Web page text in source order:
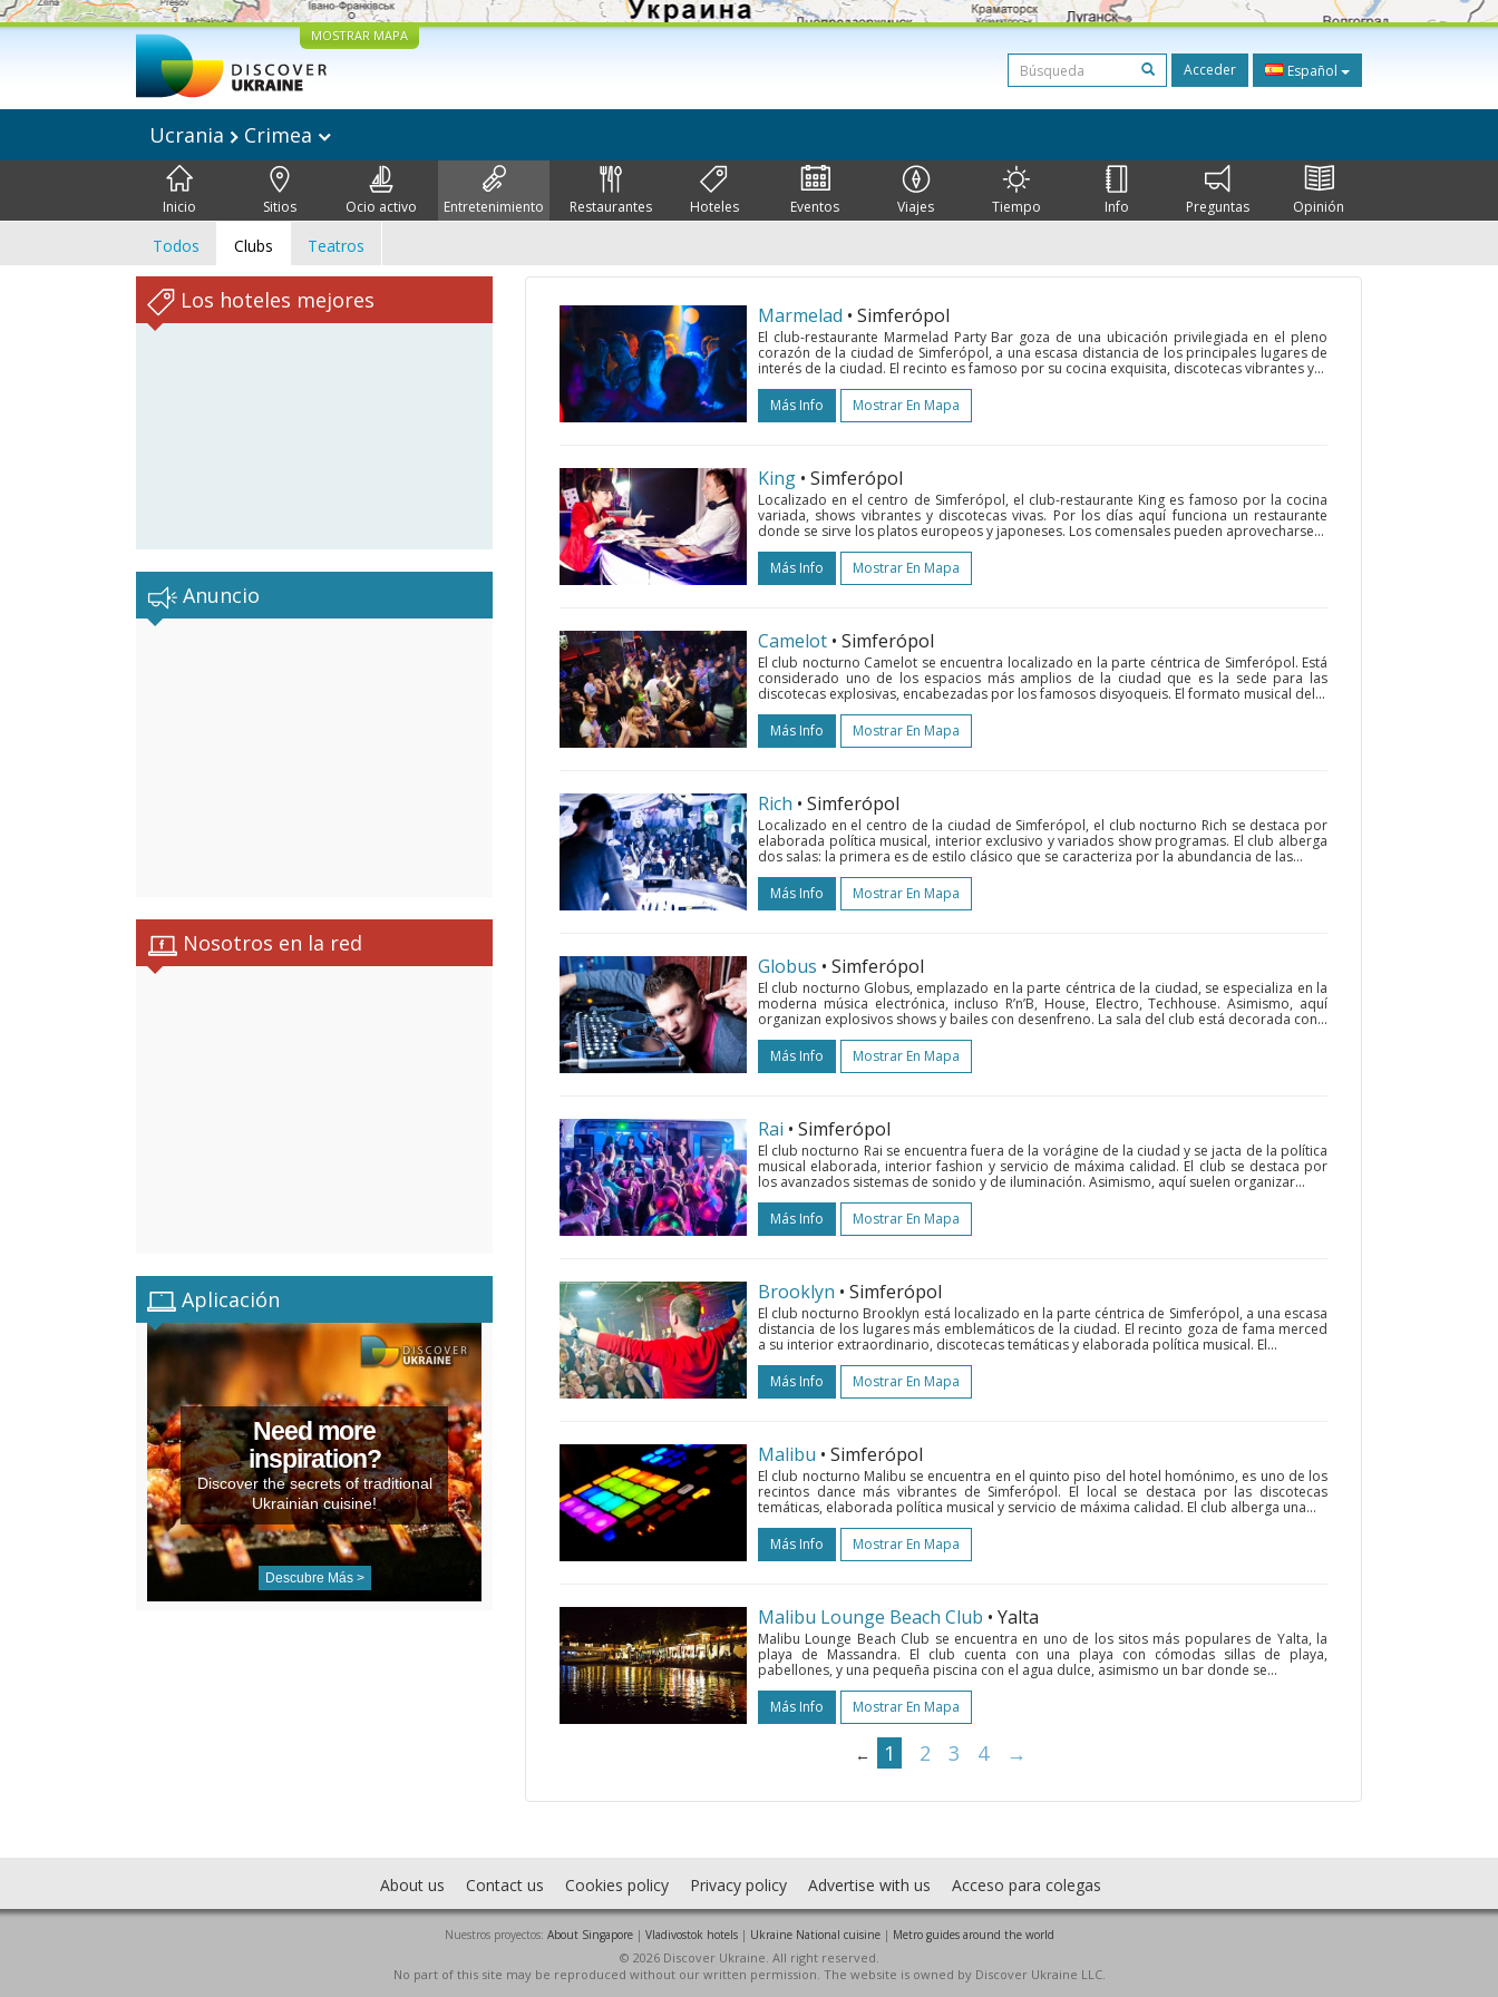
MOSTRAR MAPA
Acceder Español
Ucrania Crimea
Inicio Sitios Ocio activo Entretenimiento Restaurantes Hoteles Eventos Viajes Tiempo Info Preguntas Opinión
Todos Clubs Teatros
Los hoteles mejores
Anuncio
Nosotros en la red
Aplicación
Need more
inspiration?
Discover the secrets of traditional
Ukrainian cuisine!
Descubre Más >
Marmelad • Simferópol
El club-restaurante Marmelad Party Bar goza de una ubicación privilegiada en el pleno
corazón de la ciudad de Simferópol, a una escasa distancia de los principales lugares de
interés de la ciudad. El recinto es famoso por su cocina exquisita, discotecas vibrantes y...
Más Info
Mostrar En Mapa
King • Simferópol
Localizado en el centro de Simferópol, el club-restaurante King es famoso por la cocina
variada, shows vibrantes y discotecas vivas. Por los días aquí funciona un restaurante
donde se sirve los platos europeos y japoneses. Los comensales pueden aprovecharse...
Más Info
Mostrar En Mapa
Camelot • Simferópol
El club nocturno Camelot se encuentra localizado en la parte céntrica de Simferópol. Está
considerado uno de los espacios más amplios de la ciudad que es la sede para las
discotecas explosivas, encabezadas por los famosos disyoqueis. El formato musical del...
Más Info
Mostrar En Mapa
Rich • Simferópol
Localizado en el centro de la ciudad de Simferópol, el club nocturno Rich se destaca por
elaborada política musical, interior exclusivo y variados show programas. El club alberga
dos salas: la primera es de estilo clásico que se caracteriza por la abundancia de las...
Más Info
Mostrar En Mapa
Globus • Simferópol
El club nocturno Globus, emplazado en la parte céntrica de la ciudad, se especializa en la
moderna música electrónica, incluso R’n’B, House, Electro, Techhouse. Asimismo, aquí
organizan explosivos shows y bailes con desenfreno. La sala del club está decorada con...
Más Info
Mostrar En Mapa
Rai • Simferópol
El club nocturno Rai se encuentra fuera de la vorágine de la ciudad y se jacta de la política
musical elaborada, interior fashion y servicio de máxima calidad. El club se destaca por
los avanzados sistemas de sonido y de iluminación. Asimismo, aquí suelen organizar...
Más Info
Mostrar En Mapa
Brooklyn • Simferópol
El club nocturno Brooklyn está localizado en la parte céntrica de Simferópol, a una escasa
distancia de los lugares más emblemáticos de la ciudad. El recinto goza de fama merced
a su interior extraordinario, discotecas temáticas y elaborada política musical. El...
Más Info
Mostrar En Mapa
Malibu • Simferópol
El club nocturno Malibu se encuentra en el quinto piso del hotel homónimo, es uno de los
recintos dance más vibrantes de Simferópol. El local se destaca por las discotecas
temáticas, elaborada política musical y servicio de máxima calidad. El club alberga una...
Más Info
Mostrar En Mapa
Malibu Lounge Beach Club • Yalta
Malibu Lounge Beach Club se encuentra en uno de los sitos más populares de Yalta, la
playa de Massandra. El club cuenta con una playa con cómodas sillas de playa,
pabellones, y una pequeña piscina con el agua dulce, asimismo un bar donde se...
Más Info
Mostrar En Mapa
← 1 2 3 4 →
About us Contact us Cookies policy Privacy policy Advertise with us Acceso para colegas
Nuestros proyectos: About Singapore| Vladivostok hotels| Ukraine National cuisine| Metro guides around the world
© 2026 Discover Ukraine. All right reserved.
No part of this site may be reproduced without our written permission. The website is owned by Discover Ukraine LLC.